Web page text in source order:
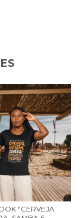
"CERVEJA